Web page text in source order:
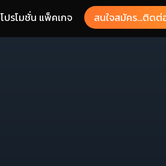
โปรโมชั่น แพ็คเกจ สนใจสมัคร...ติด